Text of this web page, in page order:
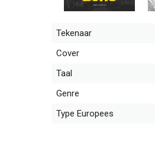
Tekenaar
Cover
Taal
Genre
Type Europees